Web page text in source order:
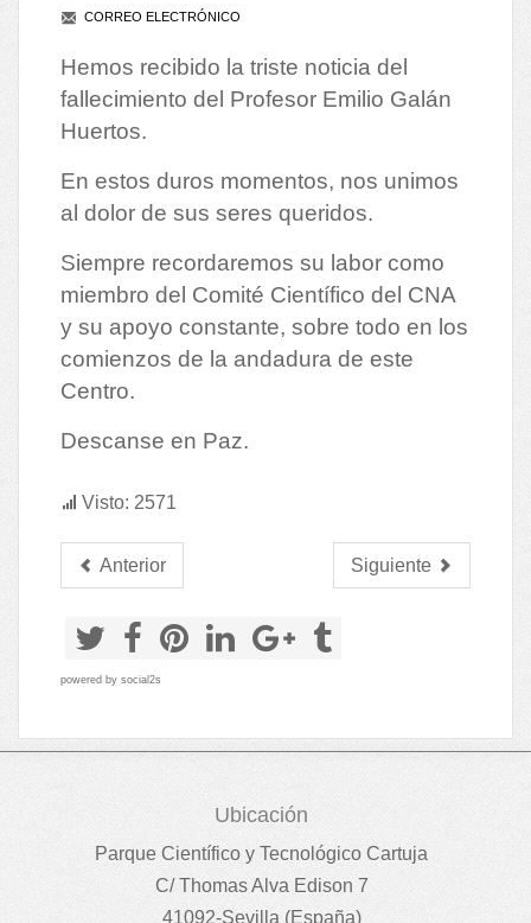
CORREO ELECTRÓNICO
Hemos recibido la triste noticia del
fallecimiento del Profesor Emilio Galán
Huertos.
En estos duros momentos, nos unimos
al dolor de sus seres queridos.
Siempre recordaremos su labor como
miembro del Comité Científico del CNA
y su apoyo constante, sobre todo en los
comienzos de la andadura de este
Centro.
Descanse en Paz.
Visto: 2571
Anterior Siguiente
powered by social2s
Ubicación
Parque Científico y Tecnológico Cartuja
C/ Thomas Alva Edison 7
41092-Sevilla (España)